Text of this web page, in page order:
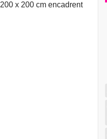
x 200 cm encadrent